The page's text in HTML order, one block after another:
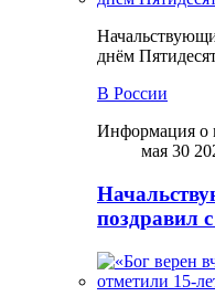
днём
В России
Информация о
мая 30
поздравил